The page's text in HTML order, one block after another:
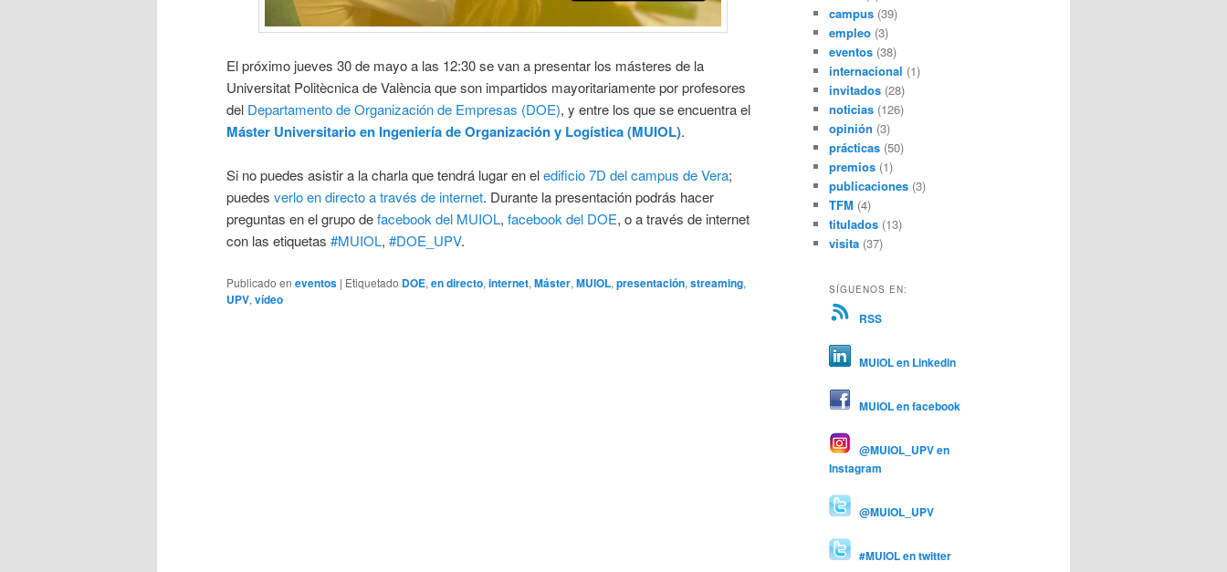
El próximo jueves 30 de mayo a las 12:30 se van a presentar los másteres de la
Universitat Politècnica de València que son impartidos mayoritariamente por profesores
del Departamento de Organización de Empresas (DOE), y entre los que se encuentra el
Máster Universitario en Ingeniería de Organización y Logística (MUIOL).
Si no puedes asistir a la charla que tendrá lugar en eledificio 7D del campus de Vera;
puedes verlo en directo a través de internet. Durante la presentación podrás hacer
preguntas en el grupo defacebook del MUIOL, facebook del DOE, o a través de internet
con las etiquetas #MUIOL, #DOE_UPV.
Publicado en eventos | Etiquetado DOE, en directo, internet, Máster, MUIOL, presentación, streaming,
UPV, vídeo
campus (39)
empleo (3)
eventos (38)
internacional (1)
invitados (28)
noticias (126)
opinión (3)
prácticas (50)
premios (1)
publicaciones (3)
TFM (4)
titulados (13)
visita (37)
SÍGUENOS EN:
RSS
MUIOL en Linkedin
MUIOL en facebook
@MUIOL_UPV en
Instagram
@MUIOL_UPV
#MUIOL en twitter